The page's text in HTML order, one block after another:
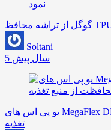
Soltani
5 سال پیش
یو پی اس های MegaFlex DPA IEC- بهترین روش محافظت از منبع
تغذیه